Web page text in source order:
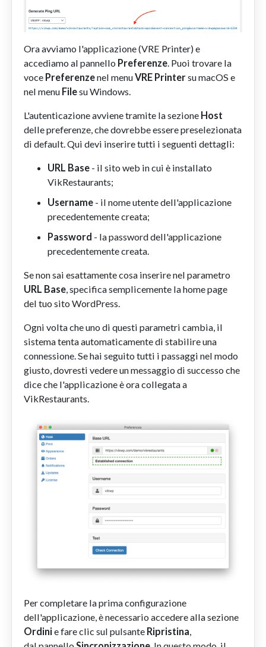
Ora avviamo l'applicazione (VRE Printer) e
accediamo al pannello Preferenze. Puoi trovare la
voce Preferenzenel menuVRE Printersu macOS e
nel menu Filesu Windows.
L'autenticazione avviene tramite la sezione Host
delle preferenze, che dovrebbe essere preselezionata
di default. Qui devi inserire tutti i seguenti dettagli:
URL Base - il sito web in cui è installato
VikRestaurants;
Username - il nome utente dell'applicazione
precedentemente creata;
Password - la password dell'applicazione
precedentemente creata.
Se non sai esattamente cosa inserire nel parametro
URL Base, specifica semplicemente la home page
del tuo sito WordPress.
Ogni volta che uno di questi parametri cambia, il
sistema tenta automaticamente di stabilire una
connessione. Se hai seguito tutti i passaggi nel modo
giusto, dovresti vedere un messaggio di successo che
dice che l'applicazione è ora collegata a
VikRestaurants.
Per completare la prima configurazione
dell'applicazione, è necessario accedere alla sezione
Ordini e fare clic sul pulsante Ripristina